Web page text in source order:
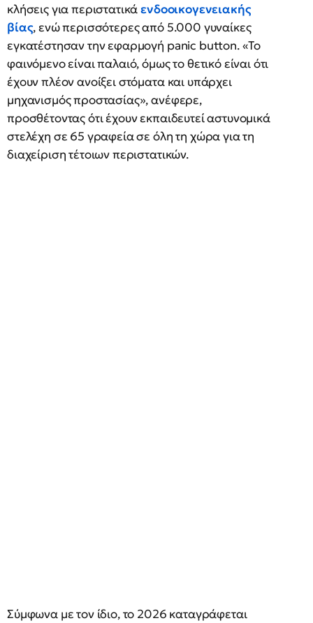
κλήσεις για περιστατικάενδοοικογενειακής
βίας, ενώ περισσότερες από 5.000 γυναίκες
εγκατέστησαν την εφαρμογή panic button. «Το
φαινόμενο είναι παλαιό, όμως το θετικό είναι ότι
έχουν πλέον ανοίξει στόματα και υπάρχει
μηχανισμός προστασίας», ανέφερε,
προσθέτοντας ότι έχουν εκπαιδευτεί αστυνομικά
στελέχη σε 65 γραφεία σε όλη τη χώρα για τη
διαχείριση τέτοιων περιστατικών.
Σύμφωνα με τον ίδιο, το 2026 καταγράφεται